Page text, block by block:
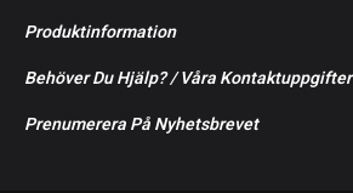
Produktinformation
Behöver Du Hjälp? / Våra Kontaktuppgifter
Prenumerera På Nyhetsbrevet